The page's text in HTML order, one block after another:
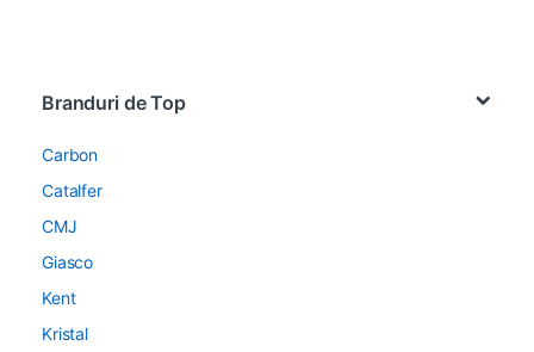
Branduri de Top
Carbon
Catalfer
CMJ
Giasco
Kent
Kristal